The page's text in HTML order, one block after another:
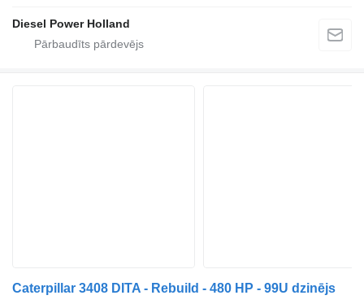
Diesel Power Holland
Caterpillar 3408 DITA - Rebuild - 480 HP - 99U dzinējs